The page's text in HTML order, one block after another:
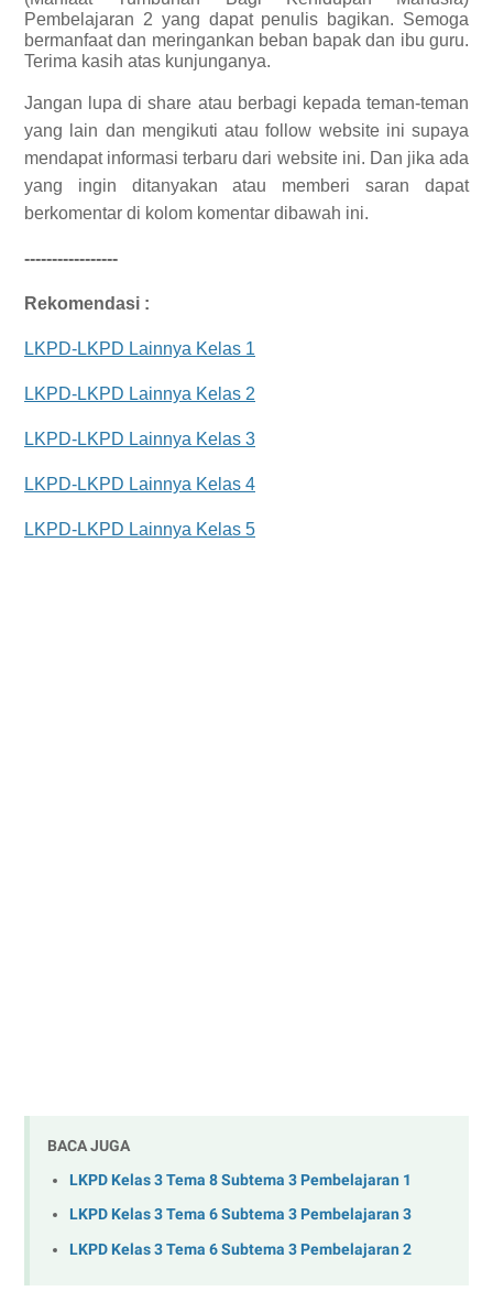
Pembelajaran 2 yang dapat penulis bagikan. Semoga
bermanfaat dan meringankan beban bapak dan ibu guru.
Terima kasih atas kunjunganya.
Jangan lupa di share atau berbagi kepada teman-teman
yang lain dan mengikuti atau follow website ini supaya
mendapat informasi terbaru dari website ini. Dan jika ada
yang ingin ditanyakan atau memberi saran dapat
berkomentar di kolom komentar dibawah ini.
-----------------
Rekomendasi :
LKPD-LKPD Lainnya Kelas 1
LKPD-LKPD Lainnya Kelas 2
LKPD-LKPD Lainnya Kelas 3
LKPD-LKPD Lainnya Kelas 4
LKPD-LKPD Lainnya Kelas 5
BACA JUGA
LKPD Kelas 3 Tema 8 Subtema 3 Pembelajaran 1
LKPD Kelas 3 Tema 6 Subtema 3 Pembelajaran 3
LKPD Kelas 3 Tema 6 Subtema 3 Pembelajaran 2